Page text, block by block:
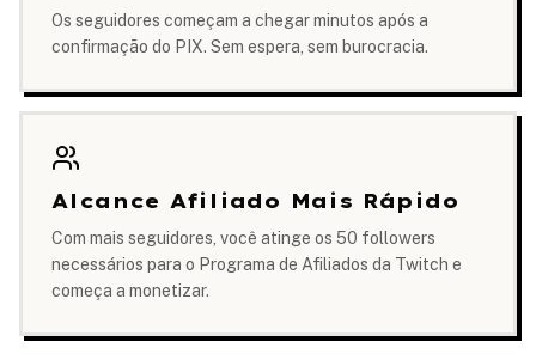
Os seguidores começam a chegar minutos após a
confirmação do PIX. Sem espera, sem burocracia.
Alcance Afiliado Mais Rápido
Com mais seguidores, você atinge os 50 followers
necessários para o Programa de Afiliados da Twitch e
começa a monetizar.